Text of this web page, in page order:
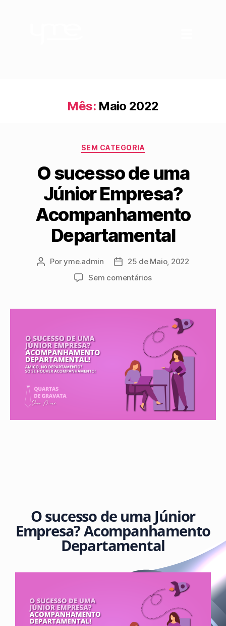
Mês: Maio 2022
SEM CATEGORIA
O sucesso de uma
Júnior Empresa?
Acompanhamento
Departamental
Poryme.admin
25 de Maio, 2022
Sem comentários
O sucesso de uma Júnior
Empresa? Acompanhamento
Departamental